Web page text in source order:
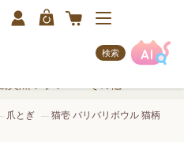
検索
爪とぎ
猫壱 バリバリボウル 猫柄